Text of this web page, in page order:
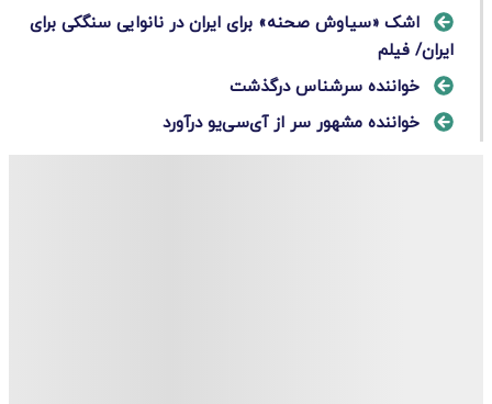
اشک «سیاوش صحنه» برای ایران در نانوایی سنگکی برای
ایران/ فیلم
خواننده سرشناس درگذشت
خواننده مشهور سر از آی‌سی‌یو درآورد